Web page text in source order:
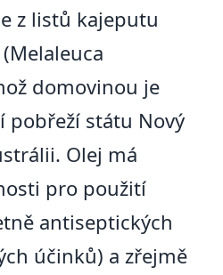
z listů kajeputu
domovinou je
pobřeží státu Nový
Olej má
pro použití
antiseptických
účinků) a zřejmě